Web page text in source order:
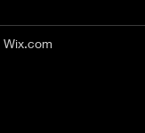
Wix.com